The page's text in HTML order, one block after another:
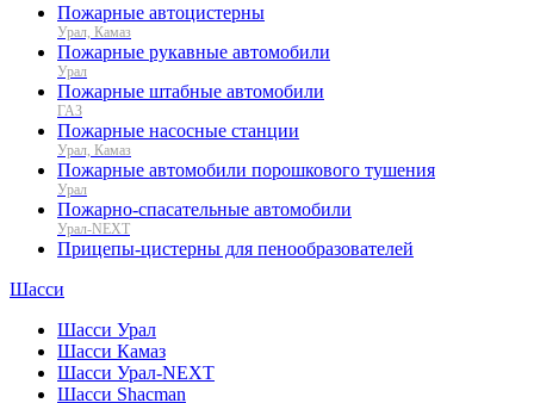
Пожарные автоцистерны
Урал, Камаз
Пожарные рукавные автомобили
Урал
Пожарные штабные автомобили
ГАЗ
Пожарные насосные станции
Урал, Камаз
Пожарные автомобили порошкового тушения
Урал
Пожарно-спасательные автомобили
Урал-NEXT
Прицепы-цистерны для пенообразователей
Шасси
Шасси Урал
Шасси Камаз
Шасси Урал-NEXT
Шасси Shacman